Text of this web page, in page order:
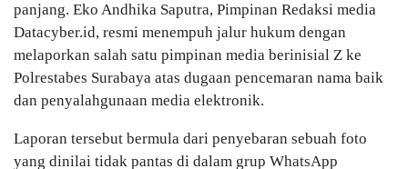
panjang. Eko Andhika Saputra, Pimpinan Redaksi media
Datacyber.id, resmi menempuh jalur hukum dengan
melaporkan salah satu pimpinan media berinisial Z ke
Polrestabes Surabaya atas dugaan pencemaran nama baik
dan penyalahgunaan media elektronik.
Laporan tersebut bermula dari penyebaran sebuah foto
yang dinilai tidak pantas di dalam grup WhatsApp